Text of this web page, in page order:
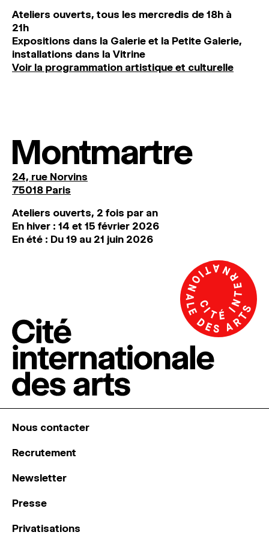
Ateliers ouverts, tous les mercredis de 18h à
21h
Expositions dans la Galerie et la Petite Galerie,
installations dans la Vitrine
Voir la programmation artistique et culturelle
Montmartre
24, rue Norvins
75018 Paris
Ateliers ouverts, 2 fois par an
En hiver : 14 et 15 février 2026
En été : Du 19 au 21 juin 2026
Nous contacter
Recrutement
Newsletter
Presse
Privatisations